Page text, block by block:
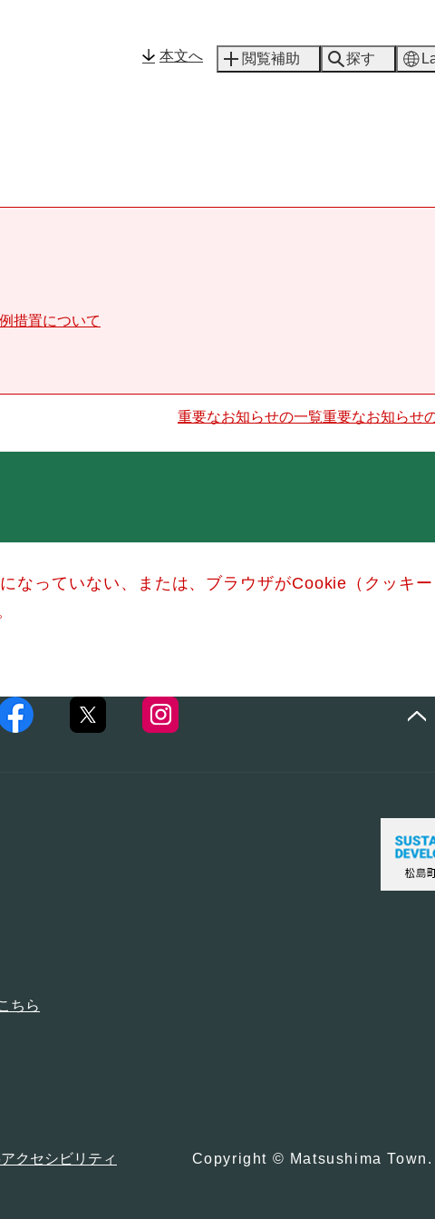
本文へ 閲覧補助 探す
措置について
重要なお知らせの一覧重要なお知らせ
なっていない、または、ブラウザがCookie（クッキ
ちら
アクセシビリティ Copyright © Matsushima